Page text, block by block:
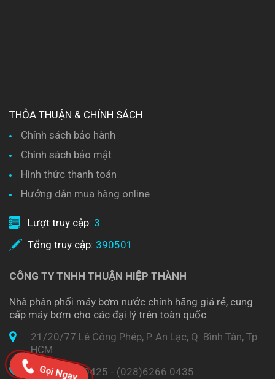
THỎA THUẬN & CHÍNH SÁCH
Chính sách bảo hành
Chính sách bảo mật
Hình thức thanh toán
Hướng dẫn mua hàng online
Lượt truy cập: 3
Tổng truy cập: 390501
CÔNG TY TNHH THUẬN HIỆP THÀNH
Nhà phân phối máy bơm nước chính hãng giá rẻ, cung
cấp máy bơm cho các đại lý trên toàn quốc.
21/20/77 Lê Công Phép, P. An Lạc, Q. Bình Tân, Tp
HCM
(028)6266.0425 - (028)6266.0435
Gọi Ngay